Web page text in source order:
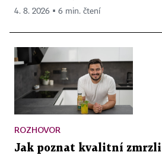
4. 8. 2026 ▪ 6 min. čtení
ROZHOVOR
Jak poznat kvalitní